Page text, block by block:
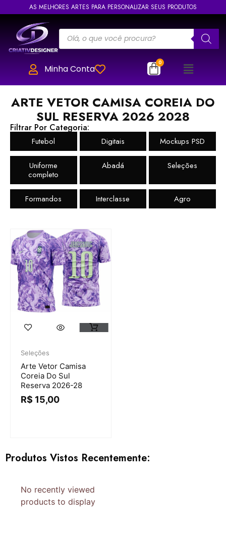
AS MELHORES ARTES PARA PERSONALIZAR SEUS PRODUTOS
Minha Conta
ARTE VETOR CAMISA COREIA DO
SUL RESERVA 2026 2028
Filtrar Por Categoria:
Futebol Digitais Mockups PSD
Uniforme
completo
Abadá Seleções
Formandos Interclasse Agro
Seleções
Arte Vetor Camisa
Coreia Do Sul
Reserva 2026-28
R$ 15,00
Produtos Vistos Recentemente:
No recently viewed
products to display